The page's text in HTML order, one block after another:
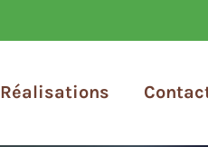
Réalisations